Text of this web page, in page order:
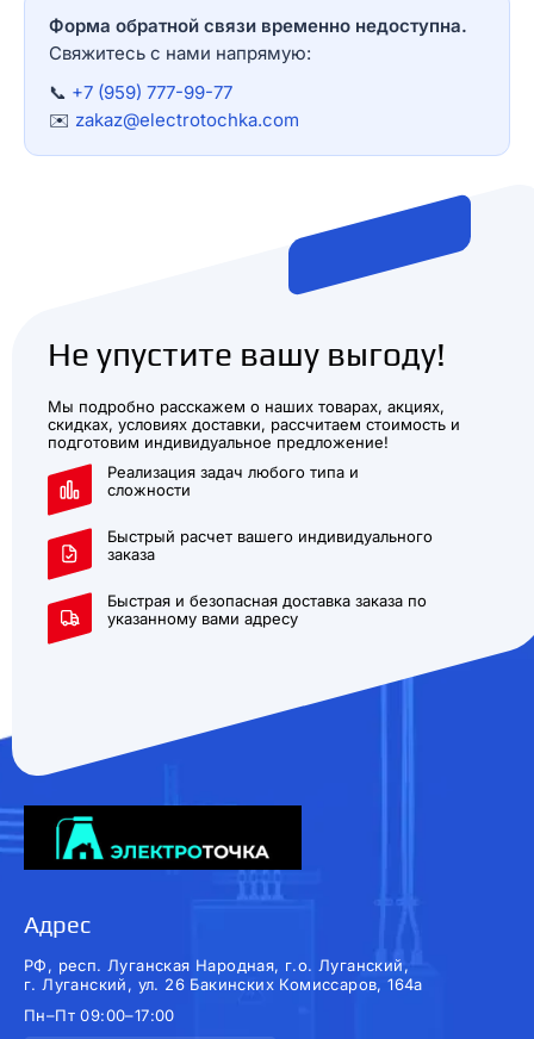
Форма обратной связи временно недоступна.
Свяжитесь с нами напрямую:
📞 +7 (959) 777-99-77
✉️ zakaz@electrotochka.com
Не упустите вашу выгоду!
Мы подробно расскажем о наших товарах, акциях,
скидках, условиях доставки, рассчитаем стоимость и
подготовим индивидуальное предложение!
Реализация задач любого типа и
сложности
Быстрый расчет вашего индивидуального
заказа
Быстрая и безопасная доставка заказа по
указанному вами адресу
Адрес
РФ, респ. Луганская Народная, г.о. Луганский,
г. Луганский, ул. 26 Бакинских Комиссаров, 164а
Пн–Пт 09:00–17:00